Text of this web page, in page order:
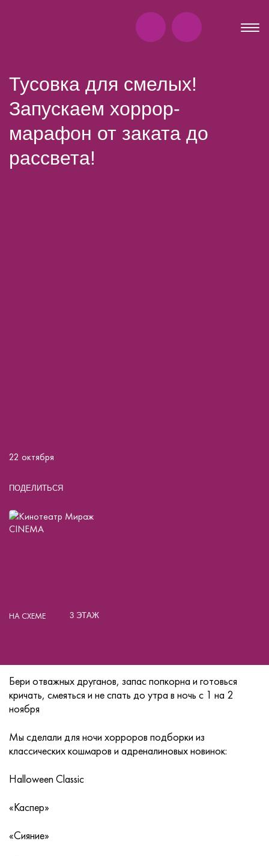
22 октября
ПОДЕЛИТЬСЯ
НА СХЕМЕ 3 ЭТАЖ
Тусовка для смелых!
Запускаем хоррор-
марафон от заката до
рассвета!
Бери отважных друганов, запас попкорна и готовься
кричать, смеяться и не спать до утра в ночь с 1 на 2
ноября
Мы сделали для ночи хорроров подборки из
классических кошмаров и адреналиновых новинок:
Halloween Classic
«Каспер»
«Сияние»